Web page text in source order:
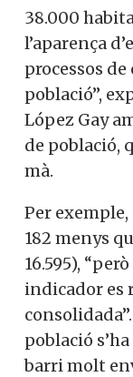
38.000
l’aparença
processos
població”,
López Gay
de població,
mà.
Per exemple,
182 menys
16.595),
indicador es
població
barri molt